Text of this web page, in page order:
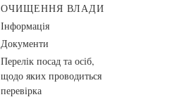
ОЧИЩЕННЯ ВЛАДИ
Інформація
Документи
Перелік посад та осіб,
щодо яких проводиться
перевірка